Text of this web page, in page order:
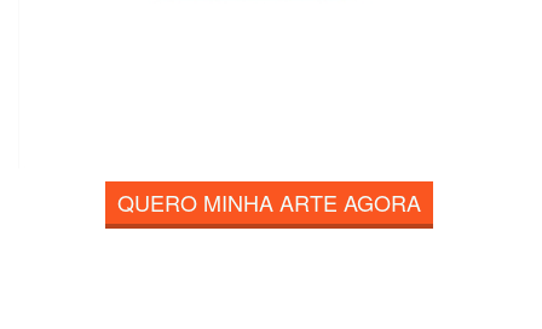
QUERO MINHA ARTE AGORA